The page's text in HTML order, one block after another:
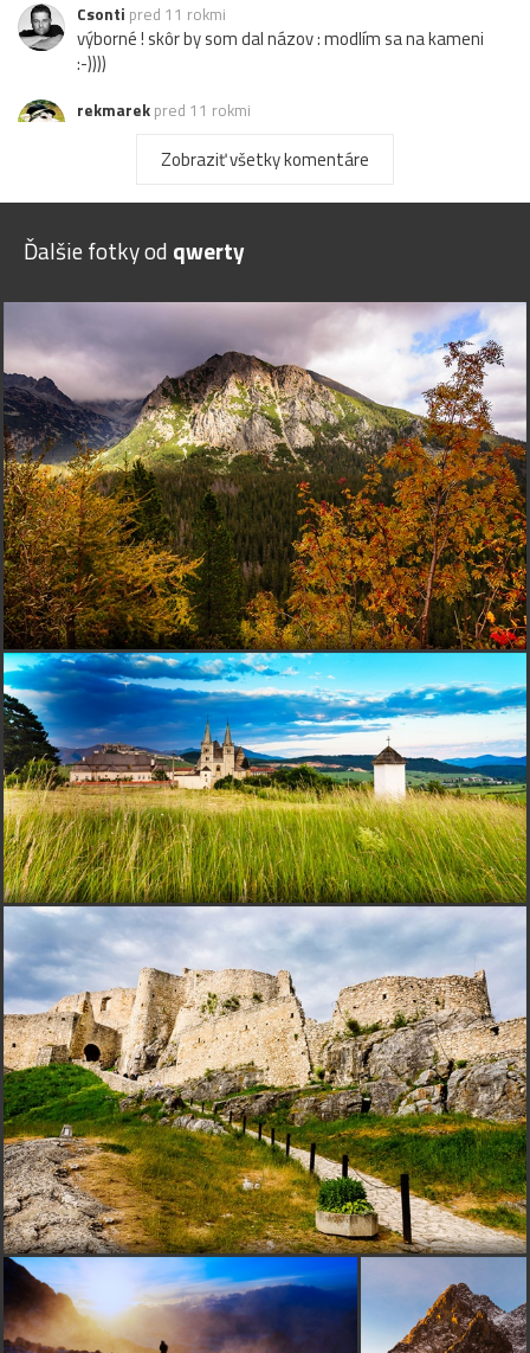
Csonti pred 11 rokmi
výborné ! skôr by som dal názov : modlím sa na kameni
:-))))
rekmarek pred 11 rokmi
súper
Sykorka pred 11 rokmi
Zobraziť všetky komentáre
Ďalšie fotky od qwerty